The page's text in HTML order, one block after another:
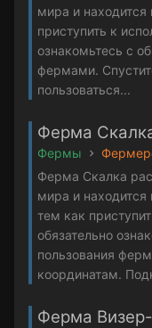
мира и
приступить к
ознакомьтесь с
фермами.
пользоваться...
Ферма
Фермы
Ферма Скалка
мира и
тем как
обязательно
пользования
координатам.
Ферма